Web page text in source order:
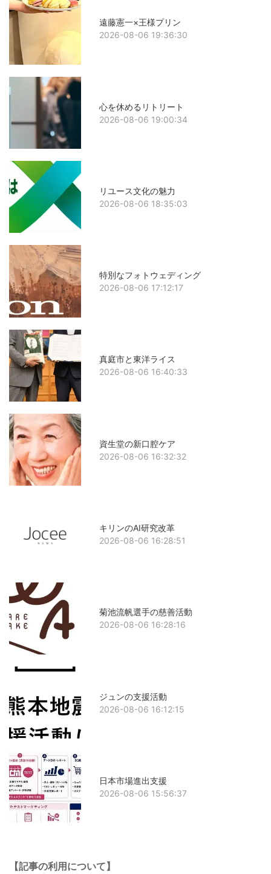
遠藤憲一×王様プリン
2026-08-06 19:36:30
心を休めるリトリート
2026-08-06 19:00:34
リユース文化の魅力
2026-08-06 18:35:03
特別なフォトウェディング
2026-08-06 17:12:17
真庭市と東洋ライス
2026-08-06 16:40:33
資生堂の新口腔ケア
2026-08-06 16:32:32
キリンのAI研究改革
2026-08-06 16:28:51
菊池流帆選手の慈善活動
2026-08-06 16:28:16
ジュンの支援活動
2026-08-06 16:12:15
日本市場進出支援
2026-08-06 15:56:37
【記事の利用について】